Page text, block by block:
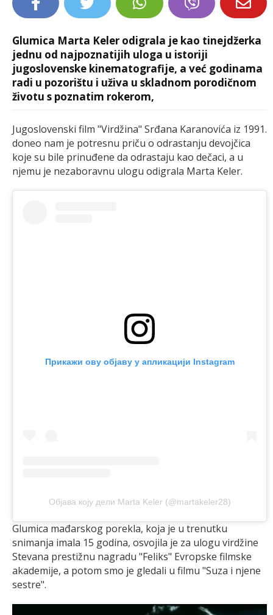
Glumica Marta Keler odigrala je kao tinejdžerka
jednu od najpoznatijih uloga u istoriji
jugoslovenske kinematografije, a već godinama
radi u pozorištu i uživa u skladnom porodičnom
životu s poznatim rokerom,
Jugoslovenski film "Virdžina" Srđana Karanovića iz 1991.
doneo nam je potresnu priču o odrastanju devojčica
koje su bile prinuđene da odrastaju kao dečaci, a u
njemu je nezaboravnu ulogu odigrala Marta Keler.
Прикажи ову објаву у апликацији Instagram
Објава коју дели Marta Keler (@martakeler28)
Glumica mađarskog porekla, koja je u trenutku
snimanja imala 15 godina, osvojila je za ulogu virdžine
Stevana prestižnu nagradu "Feliks" Evropske filmske
akademije, a potom smo je gledali u filmu "Suza i njene
sestre".